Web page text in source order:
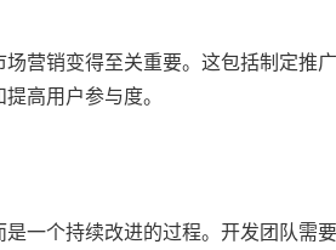
营销变得至关重要。这包括制定推
高用户参与度。
一个持续改进的过程。开发团队需